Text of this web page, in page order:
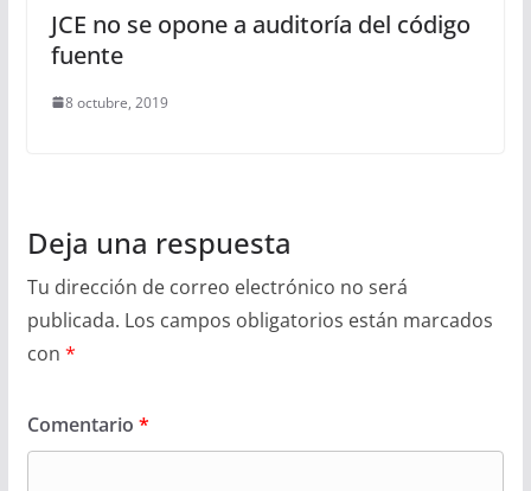
JCE no se opone a auditoría del código
fuente
8 octubre, 2019
Deja una respuesta
Tu dirección de correo electrónico no será
publicada. Los campos obligatorios están marcados
con *
Comentario *